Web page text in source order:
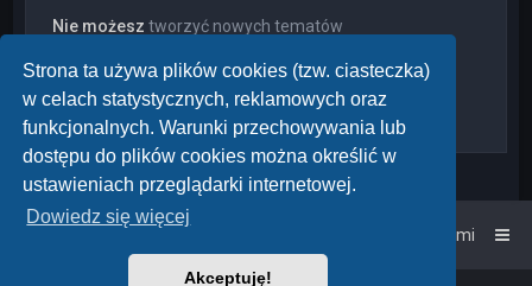
Strona ta używa plików cookies (tzw. ciasteczka)
w celach statystycznych, reklamowych oraz
funkcjonalnych. Warunki przechowywania lub
dostępu do plików cookies można określić w
ustawieniach przeglądarki internetowej.
Dowiedz się więcej
Akceptuję!
Nie możesz tworzyć nowych tematów
Nie możeszzmieniać swoich postów
Nie możesz
usuwać swoich postów
Nie możeszdodawać załączników
Kontakt z nami